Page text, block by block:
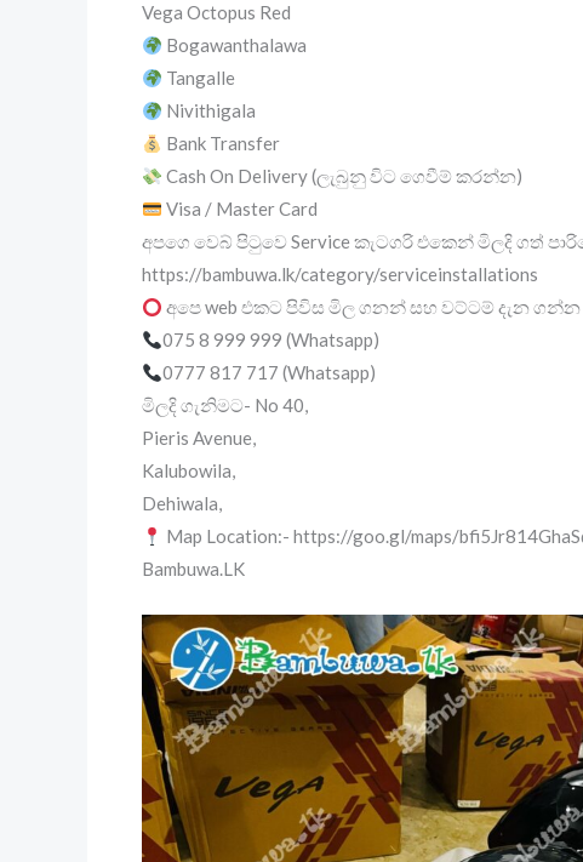
Vega Octopus Red
Bogawanthalawa
Tangalle
Nivithigala
Bank Transfer
Cash On Delivery (ලැබුනු විට ගෙවීම් කරන්න)
Visa / Master Card
අපගෙ වෙබ් පිටුවෙ Service කැටගරි එකෙන් මිලදි ගත්
https://bambuwa.lk/category/serviceinstallations
අපෙ web එකට පිවිස මිල ගනන් සහ වට්ටම් දැන ගන්න
075 8 999 999 (Whatsapp)
0777 817 717 (Whatsapp)
මිලදි ගැනිමට- No 40,
Pieris Avenue,
Kalubowila,
Dehiwala,
Map Location:- https://goo.gl/maps/
Bambuwa.LK